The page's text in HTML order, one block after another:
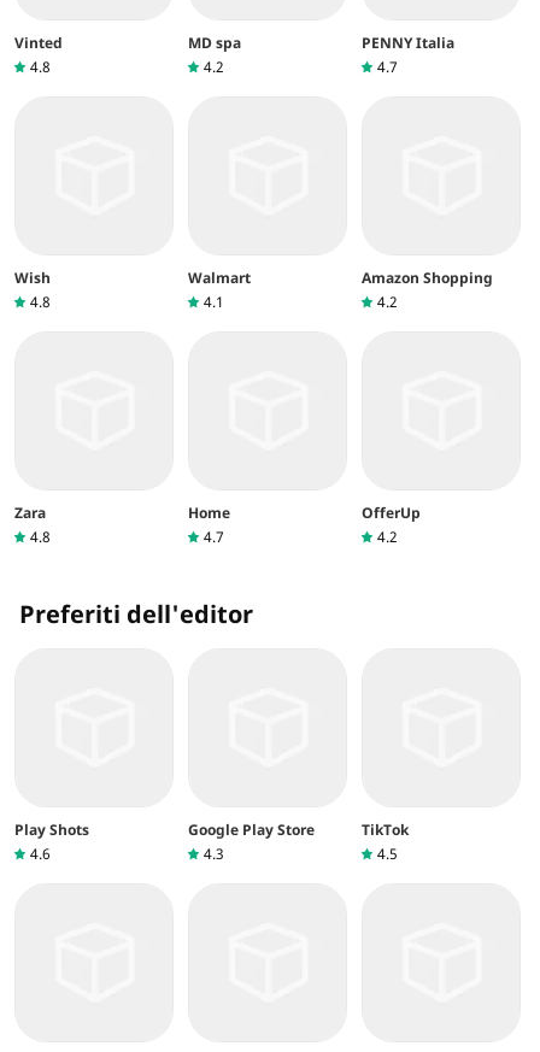
Vinted
4.8
MD spa
4.2
PENNY Italia
4.7
Wish
4.8
Walmart
4.1
Amazon Shopping
4.2
Zara
4.8
Home
4.7
OfferUp
4.2
Preferiti dell'editor
Play Shots
4.6
Google Play Store
4.3
TikTok
4.5